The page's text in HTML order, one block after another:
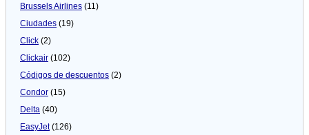
Brussels Airlines (11)
Ciudades (19)
Click (2)
Clickair (102)
Códigos de descuentos (2)
Condor (15)
Delta (40)
EasyJet(126)